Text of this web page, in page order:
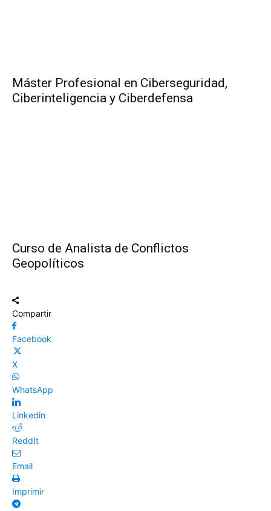
Máster Profesional en Ciberseguridad,
Ciberinteligencia y Ciberdefensa
Curso de Analista de Conflictos
Geopolíticos
Compartir
Facebook
X
WhatsApp
Linkedin
ReddIt
Email
Imprimir